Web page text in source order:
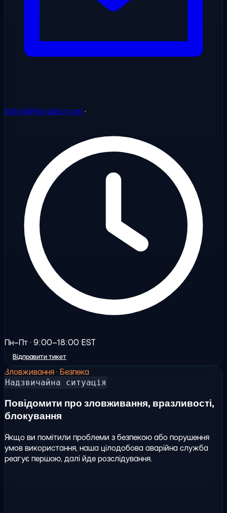
billing@cloudzy.com ·
Пн–Пт · 9:00–18:00 EST
Відправити тикет
Зловживання · Безпека
Надзвичайна ситуація
Повідомити про зловживання, вразливості,
блокування
Якщо ви помітили проблеми з безпекою або порушення
умов використання, наша цілодобова аварійна служба
реагує першою, далі йде розслідування.